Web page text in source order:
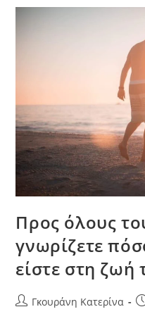
Προς όλους
γνωρίζετε
είστε στη ζωή
Γκουράνη Κατερίνα